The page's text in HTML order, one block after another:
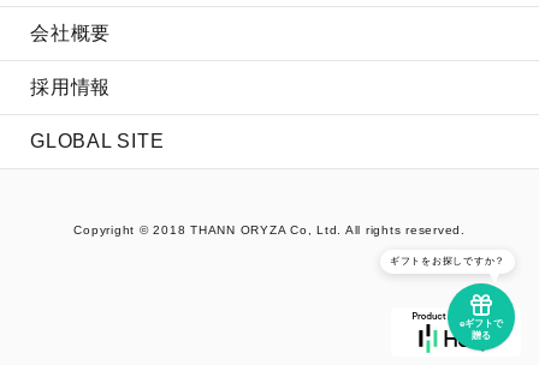
会社概要
採用情報
GLOBAL SITE
Copyright © 2018 THANN ORYZA Co, Ltd. All rights reserved.
eギフトで
贈る
ギフトをお探しですか？